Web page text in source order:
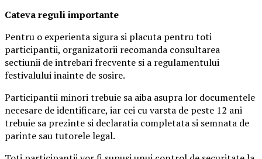
Cateva reguli importante
Pentru o experienta sigura si placuta pentru toti
participantii, organizatorii recomanda consultarea
sectiunii de intrebari frecvente si a regulamentului
festivalului inainte de sosire.
Participantii minori trebuie sa aiba asupra lor documentele
necesare de identificare, iar cei cu varsta de peste 12 ani
trebuie sa prezinte si declaratia completata si semnata de
parinte sau tutorele legal.